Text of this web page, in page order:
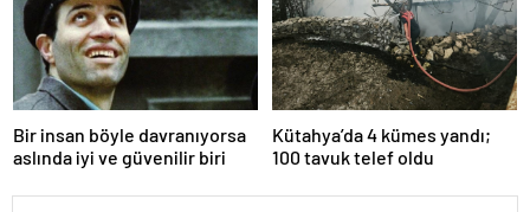
Bir insan böyle davranıyorsa
aslında iyi ve güvenilir biri
Kütahya’da 4 kümes yandı;
100 tavuk telef oldu